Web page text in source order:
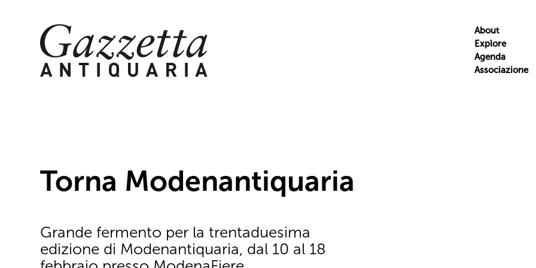
Skip
to
content
About
Explore
Agenda
Associazione
Torna Modenantiquaria
Grande fermento per la trentaduesima
edizione di Modenantiquaria, dal 10 al 18